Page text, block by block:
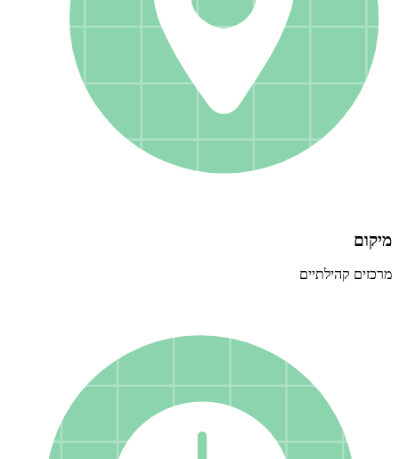
מיקום
מרכזים קהילתיים